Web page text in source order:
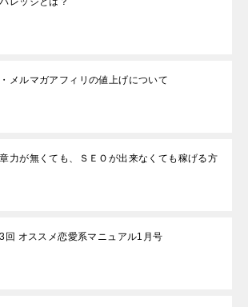
メルマガアフィリの値上げについて
力が無くても、ＳＥＯが出来なくても稼げる方
回 オススメ恋愛系マニュアル1月号